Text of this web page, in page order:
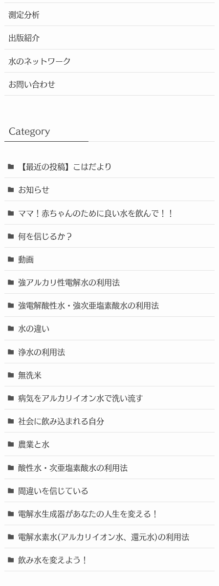
測定分析
出版紹介
水のネットワーク
お問い合わせ
Category
【最近の投稿】こはだより
お知らせ
ママ！赤ちゃんのために良い水を飲んで！！
何を信じるか？
動画
強アルカリ性電解水の利用法
強電解酸性水・強次亜塩素酸水の利用法
水の違い
浄水の利用法
無洗米
病気をアルカリイオン水で洗い流す
社会に飲み込まれる自分
農業と水
酸性水・次亜塩素酸水の利用法
間違いを信じている
電解水生成器があなたの人生を変える！
電解水素水(アルカリイオン水、還元水)の利用法
飲み水を変えよう！